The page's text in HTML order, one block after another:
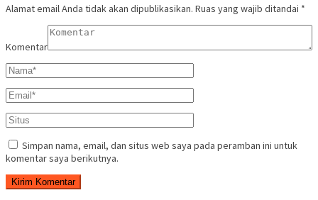
Alamat email Anda tidak akan dipublikasikan. Ruas yang wajib ditandai *
Komentar
Simpan nama, email, dan situs web saya pada peramban ini untuk
komentar saya berikutnya.